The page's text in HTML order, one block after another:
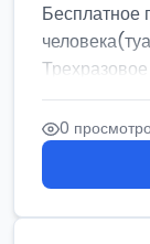
Бесплатное
0